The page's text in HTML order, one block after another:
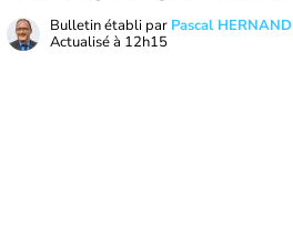
Bulletin établi par Pascal
Actualisé à 12h15